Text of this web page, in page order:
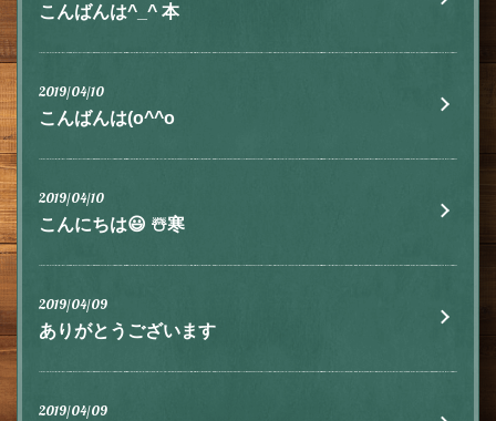
こんばんは^_^ 本
2019/04/10
こんばんは(o^^o
2019/04/10
こんにちは😃 ☃️寒
2019/04/09
ありがとうございます
2019/04/09
埼玉県川越市脇田本町9-5第8アーバンライフビルヂング2F
https://555.owst.jp/blogs
お店情報をコピー